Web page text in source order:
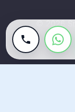
© 2026